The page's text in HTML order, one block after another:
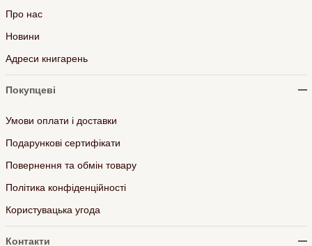
Про нас
Новини
Адреси книгарень
Покупцеві
Умови оплати і доставки
Подарункові сертифікати
Повернення та обмін товару
Політика конфіденційності
Користувацька угода
Контакти